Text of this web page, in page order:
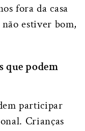
fora da casa
estiver bom,
que podem
participar
Crianças